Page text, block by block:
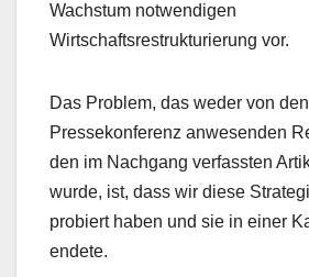
Wachstum notwendigen
Wirtschaftsrestrukturierung vor.
Das Problem, das weder von
Pressekonferenz anwesenden
den im Nachgang verfassten
wurde, ist, dass wir diese
probiert haben und sie in einer
endete.